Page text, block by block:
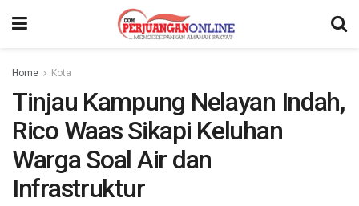
Home Kota
Tinjau Kampung Nelayan Indah,
Rico Waas Sikapi Keluhan
Warga Soal Air dan
Infrastruktur